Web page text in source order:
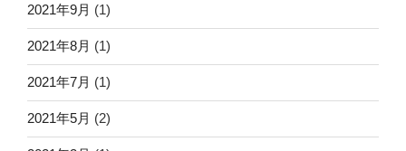
2021年9月 (1)
2021年8月 (1)
2021年7月 (1)
2021年5月 (2)